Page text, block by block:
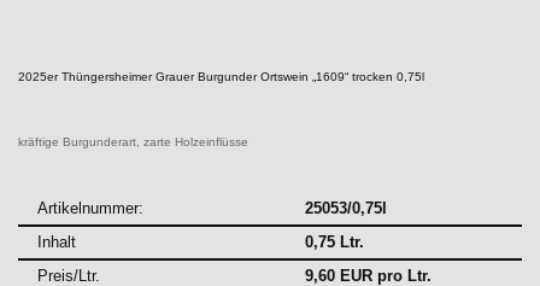
2025er Thüngersheimer Grauer Burgunder Ortswein „1609“ trocken 0,75l
kräftige Burgunderart, zarte Holzeinflüsse
Artikelnummer:
25053/0,75l
Inhalt
0,75 Ltr.
Preis/Ltr.
9,60 EUR pro Ltr.